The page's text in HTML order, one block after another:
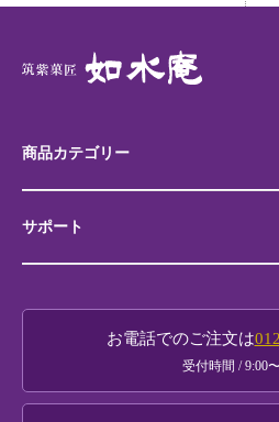
商品カテゴリー
代表銘菓 筑紫もち
サポート
お買い物ガイド
法人様・大口注文
お電話でのご注文は
受付時間 / 9:00